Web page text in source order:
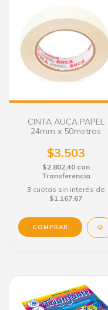
CINTA AUCA PAPEL
24mm x 50metros
$3.503
$2.802,40 con
Transferencia
3 cuotas sin interés de
$1.167,67